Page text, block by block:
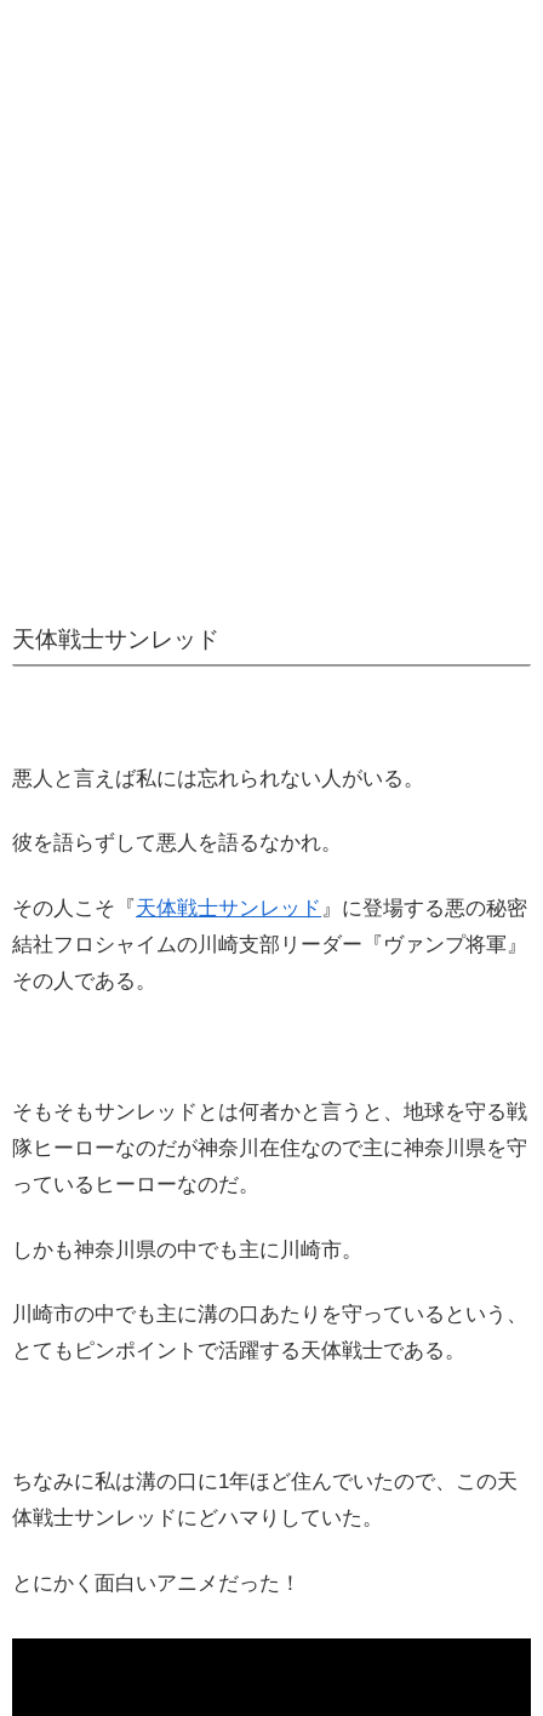
天体戦士サンレッド
悪人と言えば私には忘れられない人がいる。
彼を語らずして悪人を語るなかれ。
その人こそ『 天体戦士サンレッド 』に登場する悪の秘密
結社フロシャイムの川崎支部リーダー『ヴァンプ将軍』
その人である。
そもそもサンレッドとは何者かと言うと、地球を守る戦
隊ヒーローなのだが神奈川在住なので主に神奈川県を守
っているヒーローなのだ。
しかも神奈川県の中でも主に川崎市。
川崎市の中でも主に溝の口あたりを守っているという、
とてもピンポイントで活躍する天体戦士である。
ちなみに私は溝の口に1年ほど住んでいたので、この天
体戦士サンレッドにどハマりしていた。
とにかく面白いアニメだった！